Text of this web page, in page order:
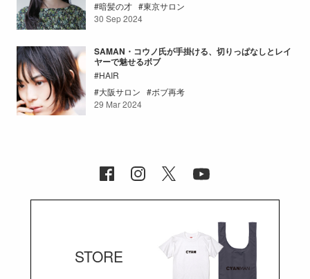
暗髪の才
東京サロン
30 Sep 2024
SAMAN・コウノ氏が手掛ける、切りっぱなしとレイ
ヤーで魅せるボブ
HAIR
大阪サロン
ボブ再考
29 Mar 2024
STORE